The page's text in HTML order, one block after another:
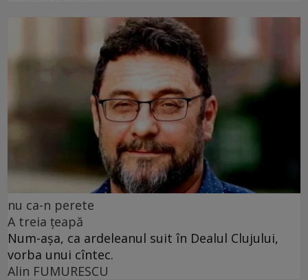
nu ca-n perete
A treia țeapă
Num-așa, ca ardeleanul suit în Dealul Clujului,
vorba unui cîntec.
Alin FUMURESCU